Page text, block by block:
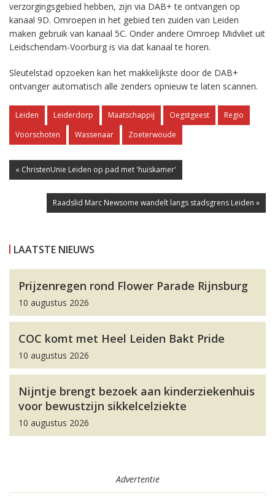
verzorgingsgebied hebben, zijn via DAB+ te ontvangen op
kanaal 9D. Omroepen in het gebied ten zuiden van Leiden
maken gebruik van kanaal 5C. Onder andere Omroep Midvliet uit
Leidschendam-Voorburg is via dat kanaal te horen.
Sleutelstad opzoeken kan het makkelijkste door de DAB+
ontvanger automatisch alle zenders opnieuw te laten scannen.
Leiden Leiderdorp Maatschappij Oegstgeest
Regio
Voorschoten
Wassenaar Zoeterwoude
« ChristenUnie Leiden op pad met 'huiskamer'
Raadslid Marc Newsome wandelt langs stadsgrens Leiden »
LAATSTE NIEUWS
Prijzenregen rond Flower Parade Rijnsburg
10 augustus 2026
COC komt met Heel Leiden Bakt Pride
10 augustus 2026
Nijntje brengt bezoek aan kinderziekenhuis
voor bewustzijn sikkelcelziekte
10 augustus 2026
Advertentie